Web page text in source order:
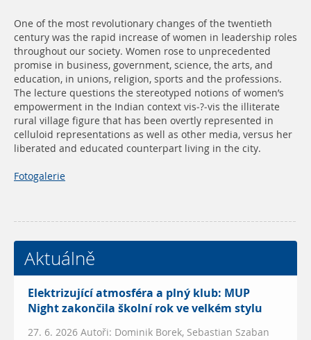
One of the most revolutionary changes of the twentieth
century was the rapid increase of women in leadership roles
throughout our society. Women rose to unprecedented
promise in business, government, science, the arts, and
education, in unions, religion, sports and the professions.
The lecture questions the stereotyped notions of women’s
empowerment in the Indian context vis-?-vis the illiterate
rural village figure that has been overtly represented in
celluloid representations as well as other media, versus her
liberated and educated counterpart living in the city.
Fotogalerie
Aktuálně
Elektrizující atmosféra a plný klub: MUP
Night zakončila školní rok ve velkém stylu
27. 6. 2026 Autoři: Dominik Borek, Sebastian Szaban